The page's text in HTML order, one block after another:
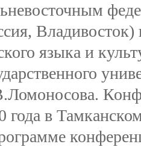
Владивосток)
языка и
года в